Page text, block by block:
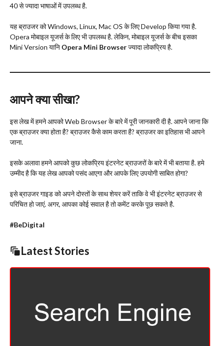
40 से ज्यादा भाषाओं में उपलब्ध है.
यह ब्राउजर को Windows, Linux, Mac OS के लिए Develop किया गया है.
Opera मोबाइल यूजर्स के लिए भी उपलब्ध है. लेकिन, मोबाइल यूजर्स के बीच इसका
Mini Version यानि Opera Mini Browserज्यादा लोकप्रिय है.
आपने क्या सीखा?
इस लेख में हमने आपको Web Browser के बारे में पूरी जानकारी दी है. आपने जाना कि
एक ब्राउजर क्या होता है? ब्राउजर कैसे काम करता है? ब्राउजर का इतिहास भी आपने
जाना.
इसके अलावा हमने आपको कुछ लोकप्रिय इंटरनेट ब्राउजरों के बारे में भी बताया है. हमे
उम्मीद है कि यह लेख आपको पसंद आएगा और आपके लिए उपयोगी साबित होगा?
इसे ब्राउजर गाइड को अपने दोस्तों के साथ शेयर करें ताकि वे भी इंटरनेट ब्राउजर से
परिचित हो जाएं. अगर, आपका कोई सवाल है तो कमेंट करके पूछ सकते है.
#BeDigital
Latest Stories